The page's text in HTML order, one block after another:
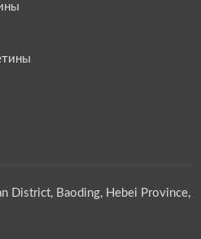
District, Baoding, Hebei Province,